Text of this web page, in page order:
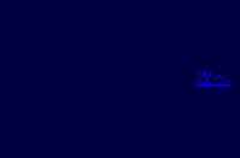
次へ